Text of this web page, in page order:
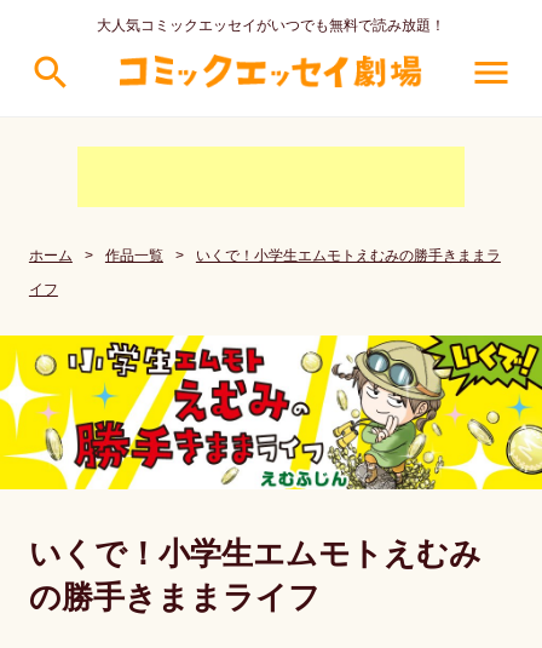
大人気コミックエッセイがいつでも無料で読み放題！
search menu
ホーム > 作品一覧 >
いくで！小学生エムモトえむみの勝手きままラ
イフ
いくで！小学生エムモトえむみ
の勝手きままライフ